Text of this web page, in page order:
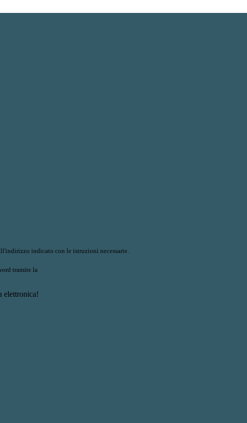
indicato con le istruzioni necessarie.
tramite la
elettronica!